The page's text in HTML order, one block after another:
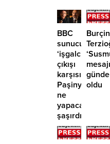
BBC
sunucusunun
‘işgalcisiniz’
çıkışı
karşısında
Paşinyan
ne
yapacağını
şaşırdı!
Burçin
mesajı
oldu